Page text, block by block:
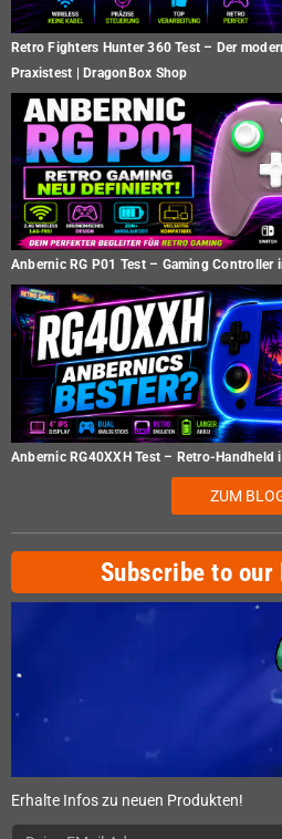
Retro Fighters Hunter 360 Test – Der
Praxistest | DragonBox Shop
Anbernic RG P01 Test – Gaming Controller
Anbernic RG40XXH Test – Retro-Handheld
ZUM
Subscribe to
Erhalte Infos zu neuen Produkten!